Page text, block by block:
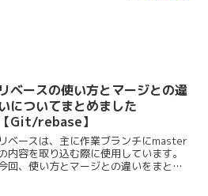
リベースの使い方とマージとの違
についてまとめました
【Git/rebase】
リベースは、主に作業ブランチにmaster
内容を取り込む際に使用しています。
回、使い方とマージとの違いをまとめ